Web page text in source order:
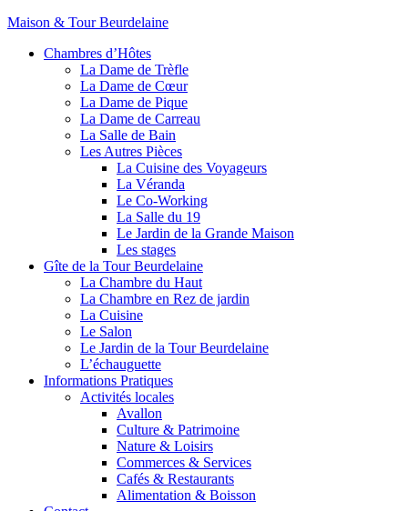
Maison & Tour Beurdelaine
Chambres d’Hôtes
La Dame de Trèfle
La Dame de Cœur
La Dame de Pique
La Dame de Carreau
La Salle de Bain
Les Autres Pièces
La Cuisine des Voyageurs
La Véranda
Le Co-Working
La Salle du 19
Le Jardin de la Grande Maison
Les stages
Gîte de la Tour Beurdelaine
La Chambre du Haut
La Chambre en Rez de jardin
La Cuisine
Le Salon
Le Jardin de la Tour Beurdelaine
L’échauguette
Informations Pratiques
Activités locales
Avallon
Culture & Patrimoine
Nature & Loisirs
Commerces & Services
Cafés & Restaurants
Alimentation & Boisson